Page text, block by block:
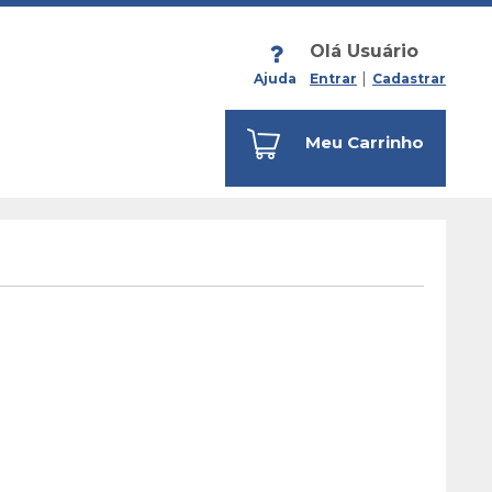
Ajuda
Olá Usuário
Entrar Cadastrar
Meu Carrinho